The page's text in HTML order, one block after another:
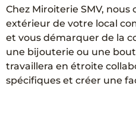
Chez Miroiterie SMV,
extérieur de votre local
et vous démarquer de la
une bijouterie ou une
travaillera en étroite
spécifiques et créer une